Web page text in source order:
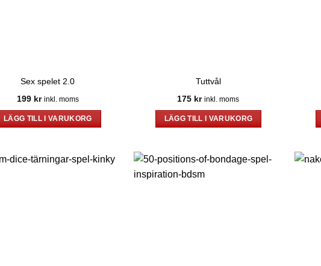
Sex spelet 2.0
199 kr inkl. moms
LÄGG TILL I VARUKORG
Tuttvål
175 kr inkl. moms
LÄGG TILL I VARUKORG